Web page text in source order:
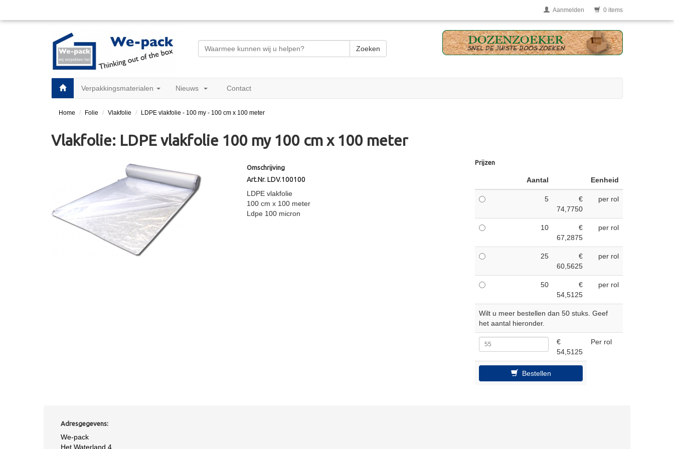
Aanmelden 0 items
Zoeken
Verpakkingsmaterialen Nieuws Contact
Home Folie Vlakfolie LDPE vlakfolie - 100 my - 100 cm x 100 meter
Vlakfolie: LDPE vlakfolie 100 my 100 cm x 100 meter
Omschrijving
Art.Nr. LDV.100100
LDPE vlakfolie
100 cm x 100 meter
Ldpe 100 micron
Prijzen
Aantal Eenheid
5
€
74,7750
per rol
10
€
67,2875
per rol
25
€
60,5625
per rol
50
€
54,5125
per rol
Wilt u meer bestellen dan 50 stuks. Geef
het aantal hieronder.
€
54,5125
Per rol
Bestellen
Adresgegevens:
We-pack
Het Waterland 4